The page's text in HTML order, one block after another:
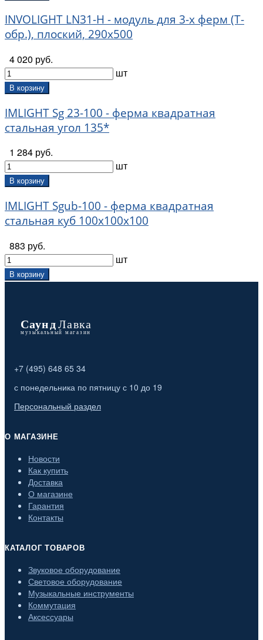
INVOLIGHT LN31-H - модуль для 3-х ферм (Т-
обр.), плоский, 290х500
4 020 руб.
шт
В корзину
IMLIGHT Sg 23-100 - ферма квадратная
стальная угол 135*
1 284 руб.
шт
В корзину
IMLIGHT Sgub-100 - ферма квадратная
стальная куб 100х100х100
883 руб.
шт
В корзину
+7 (495) 648 65 34
с понедельника по пятницу с 10 до 19
Персональный раздел
О МАГАЗИНЕ
Новости
Как купить
Доставка
О магазине
Гарантия
Контакты
КАТАЛОГ ТОВАРОВ
Звуковое оборудование
Световое оборудование
Музыкальные инструменты
Коммутация
Аксессуары